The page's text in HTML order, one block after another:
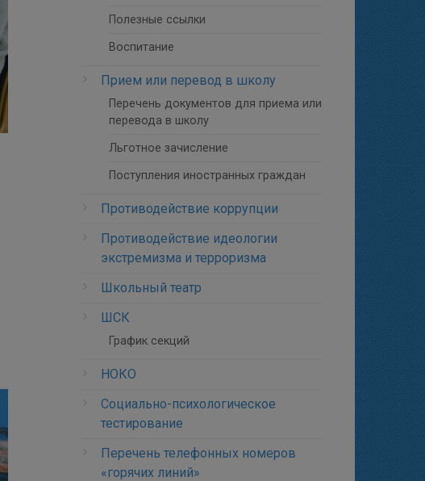
Полезные ссылки
Воспитание
Прием или перевод в школу
Перечень документов для приема или
перевода в школу
Льготное зачисление
Поступления иностранных граждан
Противодействие коррупции
Противодействие идеологии
экстремизма и терроризма
Школьный театр
ШСК
График секций
НОКО
Социально-психологическое
тестирование
Перечень телефонных номеров
«горячих линий»